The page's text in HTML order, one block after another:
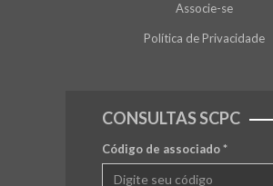
Associe-se
Política de Privacidade
CONSULTAS SCPC
Código de associado*